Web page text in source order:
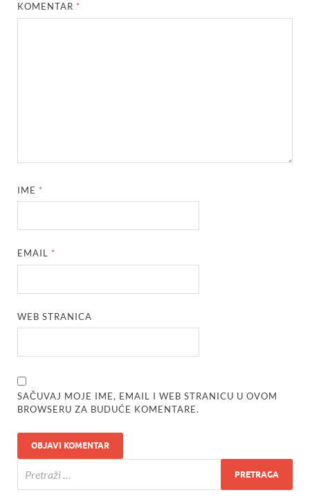
KOMENTAR *
IME *
EMAIL *
WEB STRANICA
SAČUVAJ MOJE IME, EMAIL I WEB STRANICU U OVOM
BROWSERU ZA BUDUĆE KOMENTARE.